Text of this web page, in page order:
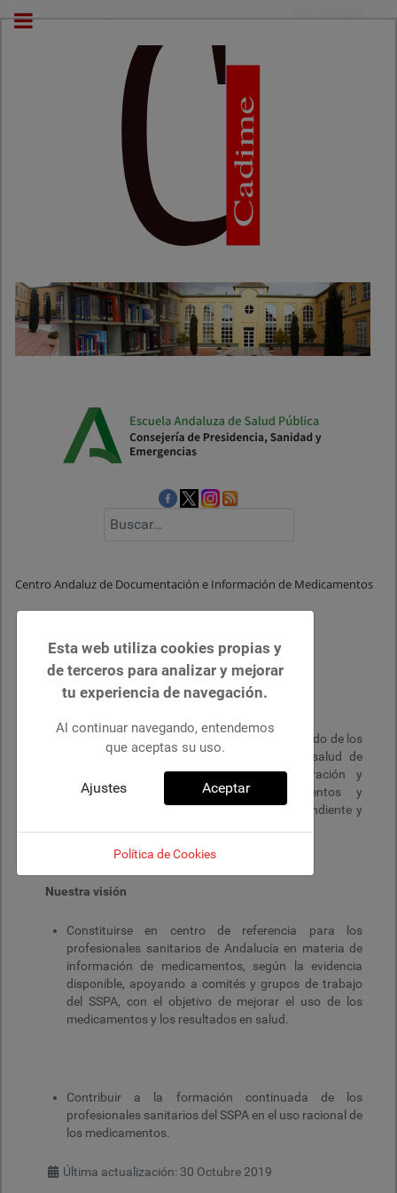
Centro Andaluz de Documentación e Información de Medicamentos
Detalles
Misión y Valores
La misión de CADIME es promover el uso adecuado de los
medicamentos entre los profesionales de la salud de
Andalucía, mediante la recuperación, elaboración y
difusión de información sobre medicamentos y
terapéutica de forma objetiva, científica independiente y
Nuestra visión
Constituirse en centro de referencia para los
profesionales sanitarios de Andalucía en materia de
información de medicamentos, según la evidencia
disponible, apoyando a comités y grupos de trabajo
del SSPA, con el objetivo de mejorar el uso de los
medicamentos y los resultados en salud.
Contribuir a la formación continuada de los
profesionales sanitarios del SSPA en el uso racional de
los medicamentos.
Última actualización: 30 Octubre 2019
Esta web utiliza cookies propias y
de terceros para analizar y mejorar
tu experiencia de navegación.
Al continuar navegando, entendemos
que aceptas su uso.
Ajustes Aceptar
Política de Cookies